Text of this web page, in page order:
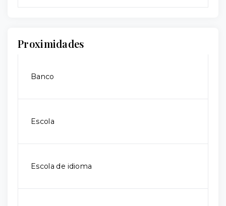
Proximidades
Banco
Escola
Escola de idioma